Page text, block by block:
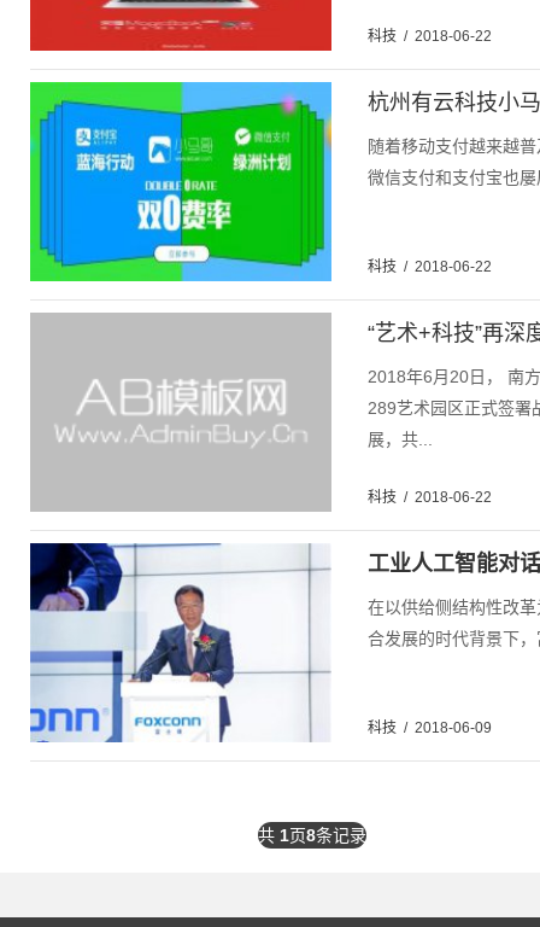
科技 / 2018-06-22
杭州有云科技小
随着移动支付越来越
微信支付和支付宝也
科技 / 2018-06-22
“艺术+科技”再深
2018年6月20日， 南
289艺术园区正式签署
展，共...
科技 / 2018-06-22
工业人工智能对
在以供给侧结构性改
合发展的时代背景下
科技 / 2018-06-09
共 1页8条记录